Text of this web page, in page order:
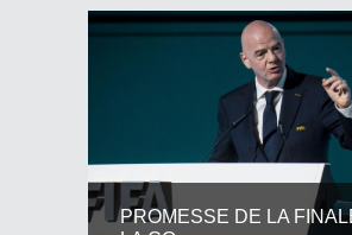
PROMESSE DE LA